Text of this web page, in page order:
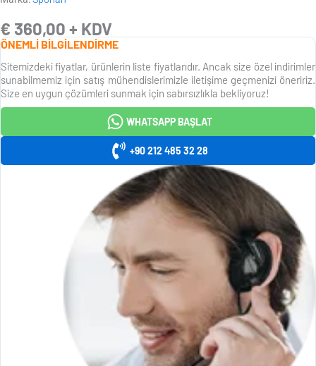
€ 360,00 + KDV
ÖNEMLİ BİLGİLENDİRME
Sitemizdeki fiyatlar, ürünlerin liste fiyatlarıdır. Ancak size özel indirimler
sunabilmemiz için satış mühendislerimizle iletişime geçmenizi öneririz.
Size en uygun çözümleri sunmak için sabırsızlıkla bekliyoruz!
WHATSAPP BAŞLAT
+90 212 485 32 28